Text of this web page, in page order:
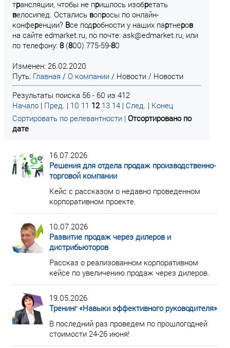
трансляции, чтобы не пришлось изобретать
велосипед. Остались вопросы по онлайн-
конференции? Все подробности у наших партнеров
на сайте edmarket.ru, по почте: ask@edmarket.ru, или
по телефону: 8(800) 775-59-80
Изменен: 26.02.2020
Путь: Главная / О компании / Новости / Новости
Результаты поиска 56 - 60 из 412
Начало | Пред. | 10 11 12 13 14 | След. | Конец
Сортировать по релевантности | Отсортировано по
дате
16.07.2026
Решения для отдела продаж производственно-
торговой компании
Кейс с рассказом о недавно проведенном
корпоративном проекте.
10.07.2026
Развитие продаж через дилеров и
дистрибьюторов
Рассказ о реализованном корпоративном
кейсе по увеличению продаж через дилеров.
19.05.2026
Тренинг «Навыки эффективного руководителя»
В последний раз проведем по прошлогодней
стоимости 24-26 июня!